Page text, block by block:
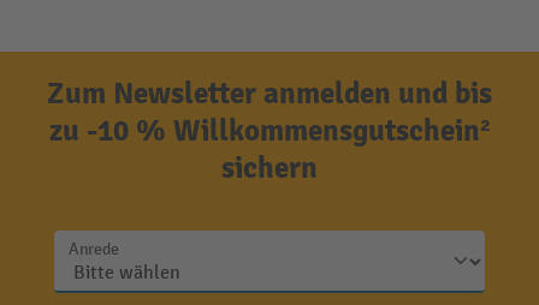
Zum Newsletter anmelden und bis
zu -10 % Willkommensgutschein²
sichern
Anrede